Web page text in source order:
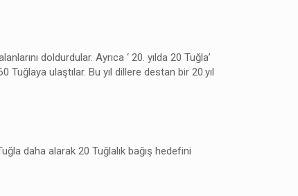
doldurdular. Ayrıca ‘ 20. yılda 20 Tuğla’
Tuğlaya ulaştılar. Bu yıl dillere destan bir 20.yıl
daha alarak 20 Tuğlalık bağış hedefini